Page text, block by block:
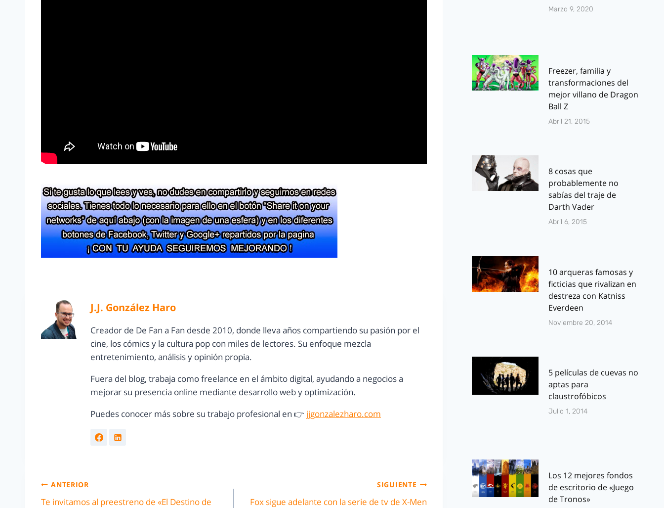
J.J. González Haro
Creador de De Fan a Fan desde 2010, donde lleva años compartiendo su pasión por el
cine, los cómics y la cultura pop con miles de lectores. Su enfoque mezcla
entretenimiento, análisis y opinión propia.
Fuera del blog, trabaja como freelance en el ámbito digital, ayudando a negocios a
mejorar su presencia online mediante desarrollo web y optimización.
Puedes conocer más sobre su trabajo profesional en 👉 jjgonzalezharo.com
ANTERIOR
Te invitamos al preestreno de «El Destino de
SIGUIENTE
Fox sigue adelante con la serie de tv de X-Men
Marzo 9, 2020
Freezer, familia y
transformaciones del
mejor villano de Dragon
Ball Z
Abril 21, 2015
8 cosas que
probablemente no
sabías del traje de
Darth Vader
Abril 6, 2015
10 arqueras famosas y
ficticias que rivalizan en
destreza con Katniss
Everdeen
Noviembre 20, 2014
5 películas de cuevas no
aptas para
claustrofóbicos
Julio 1, 2014
Los 12 mejores fondos
de escritorio de «Juego
de Tronos»